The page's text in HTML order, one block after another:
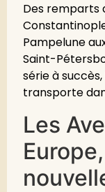
Des remparts
Pampelune
Saint-
série à
transporte
Les